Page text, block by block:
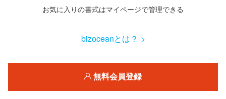
お気に入りの書式はマイページで管理できる
bizoceanとは？ >
無料会員登録